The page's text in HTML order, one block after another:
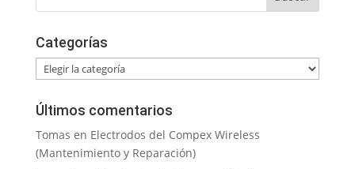
Categorías
Categorías
Últimos comentarios
Tomas en Electrodos del Compex Wireless
(Mantenimiento y Reparación)